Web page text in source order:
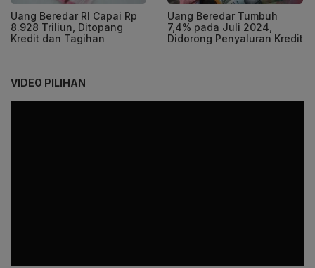
Uang Beredar RI Capai Rp
8.928 Triliun, Ditopang
Kredit dan Tagihan
Uang Beredar Tumbuh
7,4% pada Juli 2024,
Didorong Penyaluran Kredit
VIDEO PILIHAN